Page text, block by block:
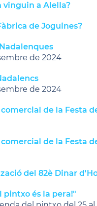
vinguin a Alella?
de Joguines?
de 2024
de 2024
de la Festa
de la Festa
del 82è Dinar
pintxo és la pera!"